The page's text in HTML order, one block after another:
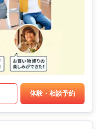
体験・相談予約